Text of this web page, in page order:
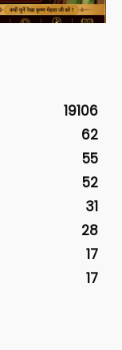
19106
62
55
52
31
28
17
17